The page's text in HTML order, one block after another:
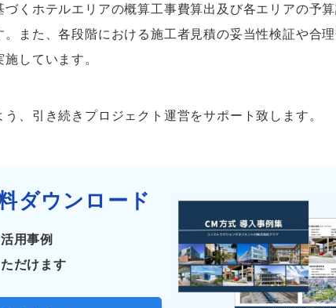
くホテルエリアの概算工事費算出及び各エリアの予
また、各段階における施工者見積の妥当性検証や合
しています。
、引き続きプロジェクト運営をサポート致します。
ダウンロード
用事例
だけます